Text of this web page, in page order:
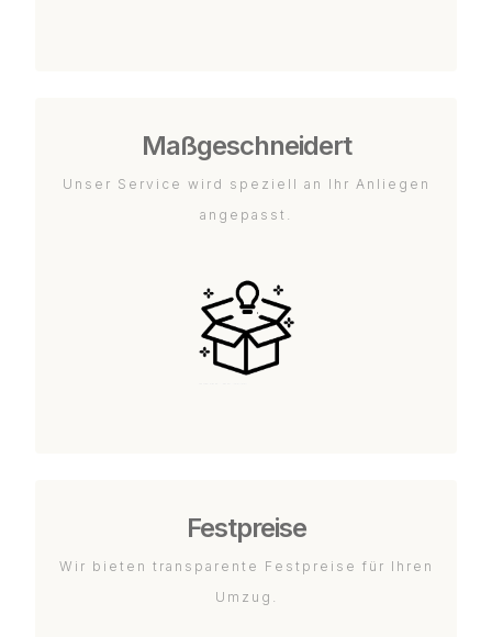
Maßgeschneidert
Unser Service wird speziell an Ihr Anliegen
angepasst.
Festpreise
Wir bieten transparente Festpreise für Ihren
Umzug.